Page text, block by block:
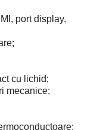
port display,
cu lichid;
mecanice;